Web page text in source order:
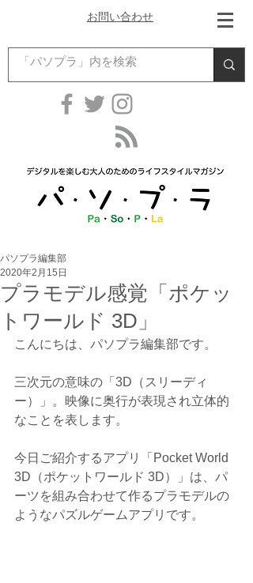
お問い合わせ
プラモデル感覚「ポケッ
トワールド 3D」
パソプラ編集部
2020年2月15日
こんにちは、パソプラ編集部です。
三次元の意味の「3D（スリーディ
ー）」。映像に奥行が表現され立体的
なことを表します。
今日ご紹介するアプリ「Pocket World
3D（ポケットワールド 3D）」は、パ
ーツを組み合わせて作るプラモデルの
ようなパズルゲームアプリです。